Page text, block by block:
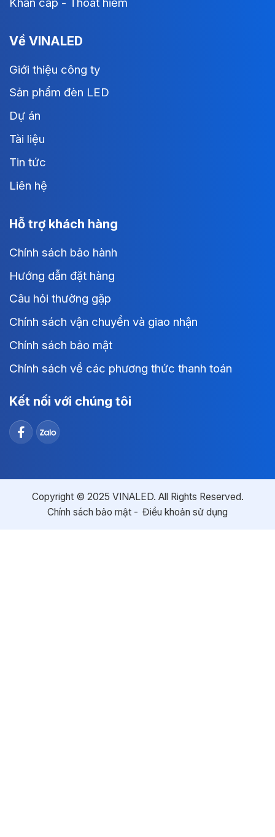
Về VINALED
Giới thiệu công ty
Sản phẩm đèn LED
Dự án
Tài liệu
Tin tức
Liên hệ
Hỗ trợ khách hàng
Chính sách bảo hành
Hướng dẫn đặt hàng
Câu hỏi thường gặp
Chính sách vận chuyển và giao nhận
Chính sách bảo mật
Chính sách về các phương thức thanh toán
Kết nối với chúng tôi
Copyright © 2025 VINALED. All Rights Reserved.
Chính sách bảo mật
Điều khoản sử dụng